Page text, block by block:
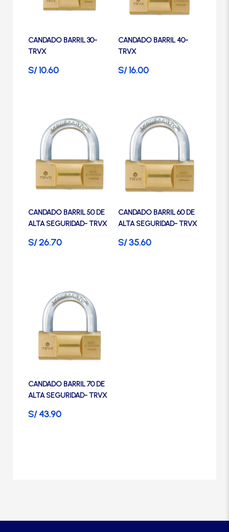
Manillones
Otros
CANDADO BARRIL 30-
TRVX
S/10.60
pueden
elegir
en
producto
CANDADO BARRIL 40-
TRVX
S/16.00
pueden
elegir
en
producto
CANDADO BARRIL 50 DE
ALTA SEGURIDAD- TRVX
S/26.70
producto
tiene
variantes.
opciones
pueden
elegir
en
CANDADO BARRIL 60 DE
ALTA SEGURIDAD- TRVX
S/35.60
producto
tiene
variantes.
Las
opciones
pueden
elegir
en
CANDADO BARRIL 70 DE
ALTA SEGURIDAD- TRVX
S/43.90